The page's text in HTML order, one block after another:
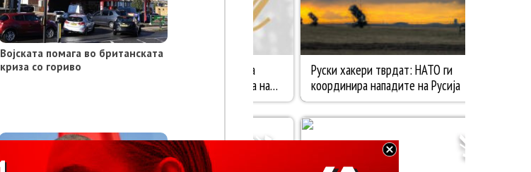
Војската помага во британската
криза со гориво